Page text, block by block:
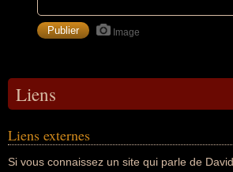
Image
Liens
Liens externes
Si vous connaissez un site qui parle de